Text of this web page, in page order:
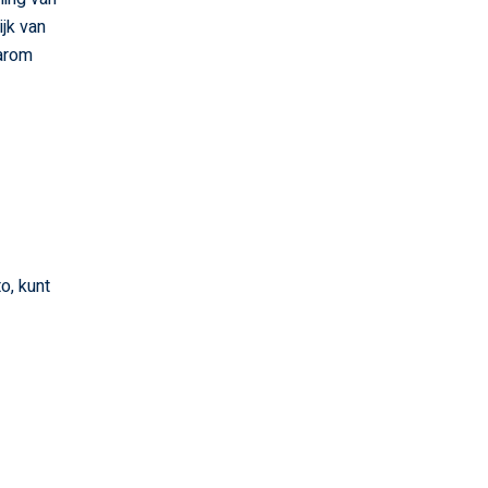
van
kunt